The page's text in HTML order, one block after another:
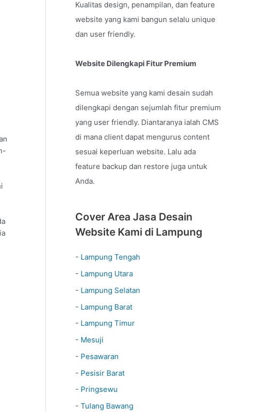
Kualitas design, penampilan, dan feature
website yang kami bangun selalu unique
dan user friendly.
Website Dilengkapi Fitur Premium
Semua website yang kami desain sudah
dilengkapi dengan sejumlah fitur premium
yang user friendly. Diantaranya ialah CMS
di mana client dapat mengurus content
sesuai keperluan website. Lalu ada
feature backup dan restore juga untuk
Anda.
Cover Area Jasa Desain
Website Kami di Lampung
- Lampung Tengah
- Lampung Utara
- Lampung Selatan
- Lampung Barat
- Lampung Timur
- Mesuji
- Pesawaran
- Pesisir Barat
- Pringsewu
- Tulang Bawang